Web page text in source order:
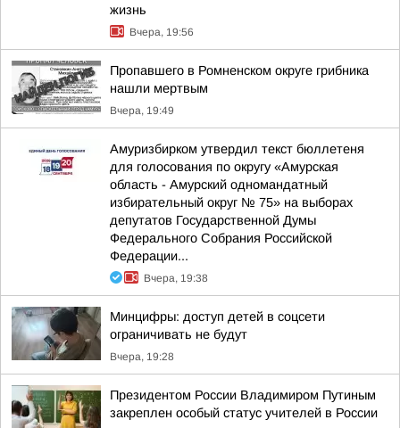
жизнь
Вчера, 19:56
Пропавшего в Ромненском округе грибника
нашли мертвым
Вчера, 19:49
Амуризбирком утвердил текст бюллетеня
для голосования по округу «Амурская
область - Амурский одномандатный
избирательный округ № 75» на выборах
депутатов Государственной Думы
Федерального Собрания Российской
Федерации...
Вчера, 19:38
Минцифры: доступ детей в соцсети
ограничивать не будут
Вчера, 19:28
Президентом России Владимиром Путиным
закреплен особый статус учителей в России